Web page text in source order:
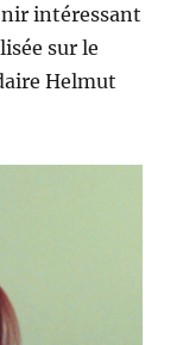
intéressant
sur le
Helmut